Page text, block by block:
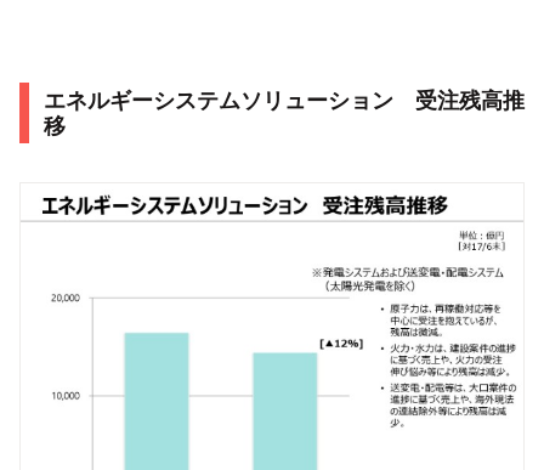
エネルギーシステムソリューション 受注残高推
移